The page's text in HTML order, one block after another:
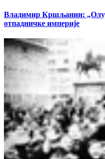
Владимир Кршљанин:
отпадничке империје